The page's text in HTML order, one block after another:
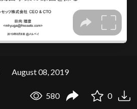
August 08, 2019
580 0